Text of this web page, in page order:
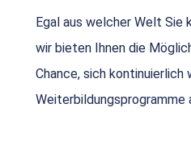
Egal aus welcher Welt Sie
wir bieten Ihnen die
Chance, sich
Weiterbildungsprogramme